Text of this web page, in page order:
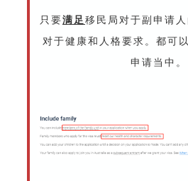
只要满足移民局对于副申请人
对于健康和人格要求。都可以
申请当中。